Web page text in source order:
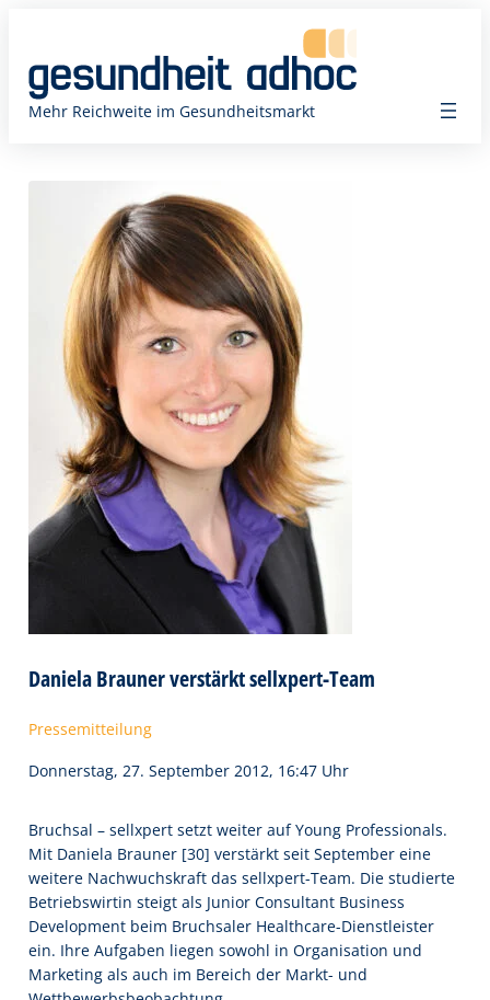
springen
Mehr Reichweite im Gesundheitsmarkt
Daniela Brauner verstärkt sellxpert-Team
Pressemitteilung
Donnerstag, 27. September 2012, 16:47 Uhr
Bruchsal – sellxpert setzt weiter auf Young Professionals.
Mit Daniela Brauner [30] verstärkt seit September eine
weitere Nachwuchskraft das sellxpert-Team. Die studierte
Betriebswirtin steigt als Junior Consultant Business
Development beim Bruchsaler Healthcare-Dienstleister
ein. Ihre Aufgaben liegen sowohl in Organisation und
Marketing als auch im Bereich der Markt- und